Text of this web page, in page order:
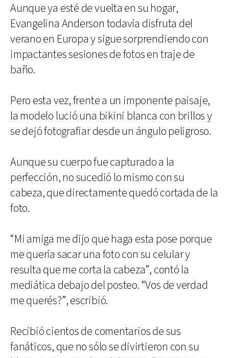
Aunque ya esté de vuelta en su hogar,
Evangelina Anderson todavía disfruta del
verano en Europa y sigue sorprendiendo con
impactantes sesiones de fotos en traje de
baño.
Pero esta vez, frente a un imponente paisaje,
la modelo lució una bikini blanca con brillos y
se dejó fotografiar desde un ángulo peligroso.
Aunque su cuerpo fue capturado a la
perfección, no sucedió lo mismo con su
cabeza, que directamente quedó cortada de la
foto.
“Mi amiga me dijo que haga esta pose porque
me quería sacar una foto con su celular y
resulta que me corta la cabeza”, contó la
mediática debajo del posteo. “Vos de verdad
me querés?”, escribió.
Recibió cientos de comentarios de sus
fanáticos, que no sólo se divirtieron con su